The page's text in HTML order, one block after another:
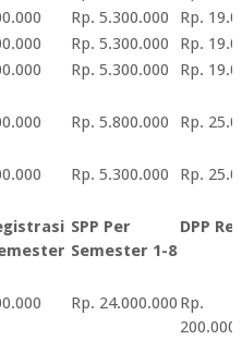
Rp. 5.300.000
Rp.
Rp. 5.300.000
Rp.
Rp. 5.300.000
Rp.
Rp. 5.800.000
Rp.
Rp. 5.300.000 Rp.
SPP Per
Semester 1-8
DPP
Rp. 24.000.000 Rp.